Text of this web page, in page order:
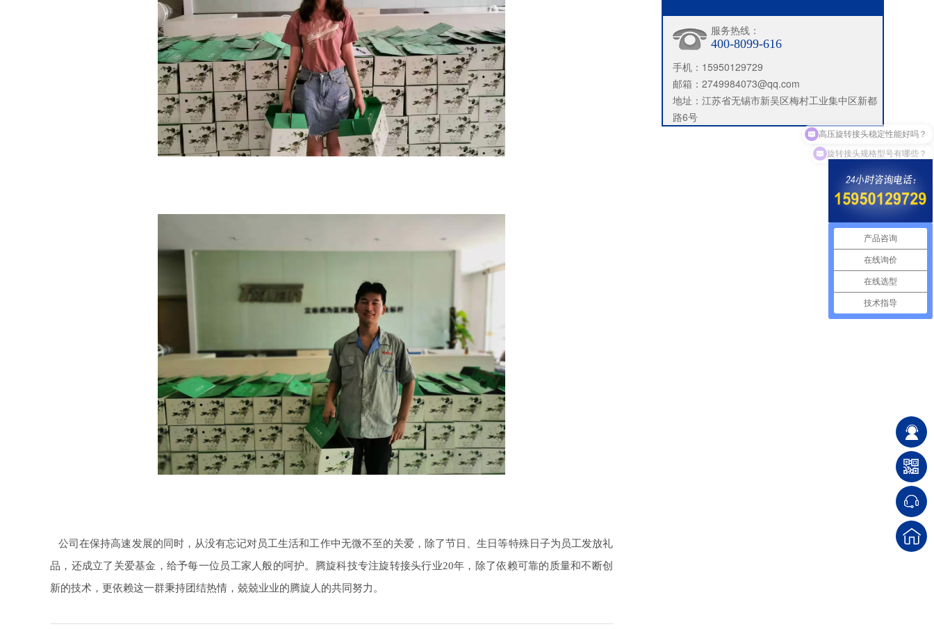
公司在保持高速发展的同时，从没有忘记对员工生活和工作中无微不至的关爱，除了节日、生日等特殊日子为员工发放礼
品，还成立了关爱基金，给予每一位员工家人般的呵护。腾旋科技专注旋转接头行业20年，除了依赖可靠的质量和不断创
新的技术，更依赖这一群秉持团结热情，兢兢业业的腾旋人的共同努力。
服务热线：
400-8099-616
手机：15950129729
邮箱：2749984073@qq.com
地址：江苏省无锡市新吴区梅村工业集中区新都
路6号
产品咨询
在线询价
在线选型
技术指导